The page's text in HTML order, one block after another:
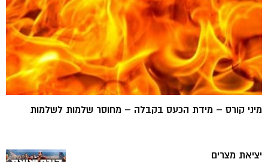
מיני קורס – מידת הכעס בקבלה – מחוסר שלמות לשלמות
יציאת מצרים